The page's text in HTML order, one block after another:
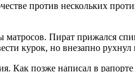
против нескольких
Пират прижался
курок, но внезапно рухнул
Как позже написал в